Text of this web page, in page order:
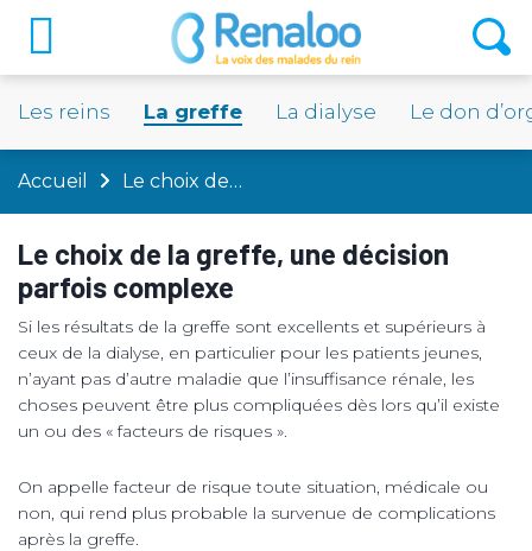
Les reins La greffe La dialyse Le don
Accueil Le choix de…
Le choix de la greffe, une décision
parfois complexe
Si les résultats de la greffe sont excellents et supérieurs à
ceux de la dialyse, en particulier pour les patients jeunes,
n’ayant pas d’autre maladie que l’insuffisance rénale, les
choses peuvent être plus compliquées dès lors qu’il existe
un ou des « facteurs de risques ».
On appelle facteur de risque toute situation, médicale ou
non, qui rend plus probable la survenue de complications
après la greffe.